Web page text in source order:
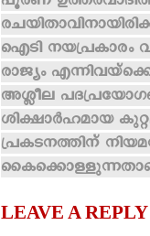
ഐടി നയപ്രകാരം
രാജ്യം
അശ്ലീല
ശിക്ഷാർഹമായ
പ്രകടനത്തിന്
LEAVE A REPLY